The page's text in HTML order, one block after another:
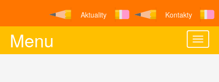
Aktuality Kontakty
Toggle
Menu